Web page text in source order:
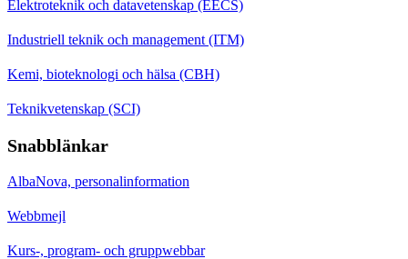
Elektroteknik och datavetenskap (EECS)
Industriell teknik och management (ITM)
Kemi, bioteknologi och hälsa (CBH)
Teknikvetenskap (SCI)
Snabblänkar
AlbaNova, personalinformation
Webbmejl
Kurs-, program- och gruppwebbar